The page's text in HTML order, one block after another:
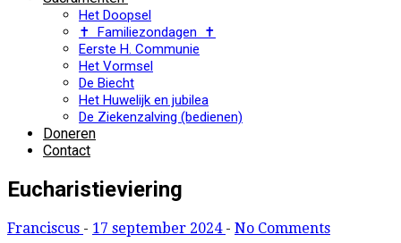
Het Doopsel
✝ Familiezondagen ✝
Eerste H. Communie
Het Vormsel
De Biecht
Het Huwelijk en jubilea
De Ziekenzalving (bedienen)
Doneren
Contact
Eucharistieviering
Franciscus - 17 september 2024 - No Comments